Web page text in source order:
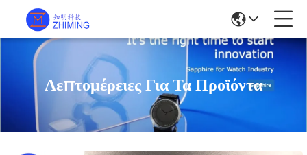
Λεπτομέρειες Για Τα Προϊόντα